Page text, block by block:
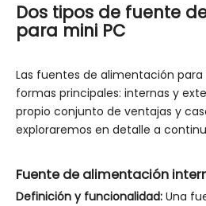
Dos tipos de fuente
para mini PC
Las fuentes de alimentación para
formas principales: internas y
propio conjunto de ventajas y
exploraremos en detalle a
Fuente de alimentación
Definición y funcionalidad: Una